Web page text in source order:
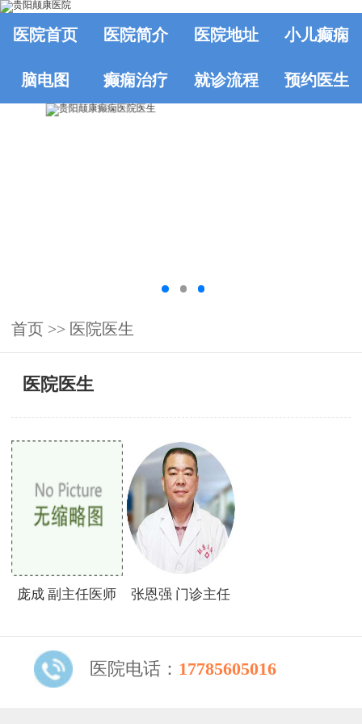
医院首页 医院简介 医院地址 小儿癫痫
脑电图 癫痫治疗 就诊流程 预约医生
首页 >> 医院医生
医院医生
庞成 副主任医师 张恩强 门诊主任
医院电话： 17785605016